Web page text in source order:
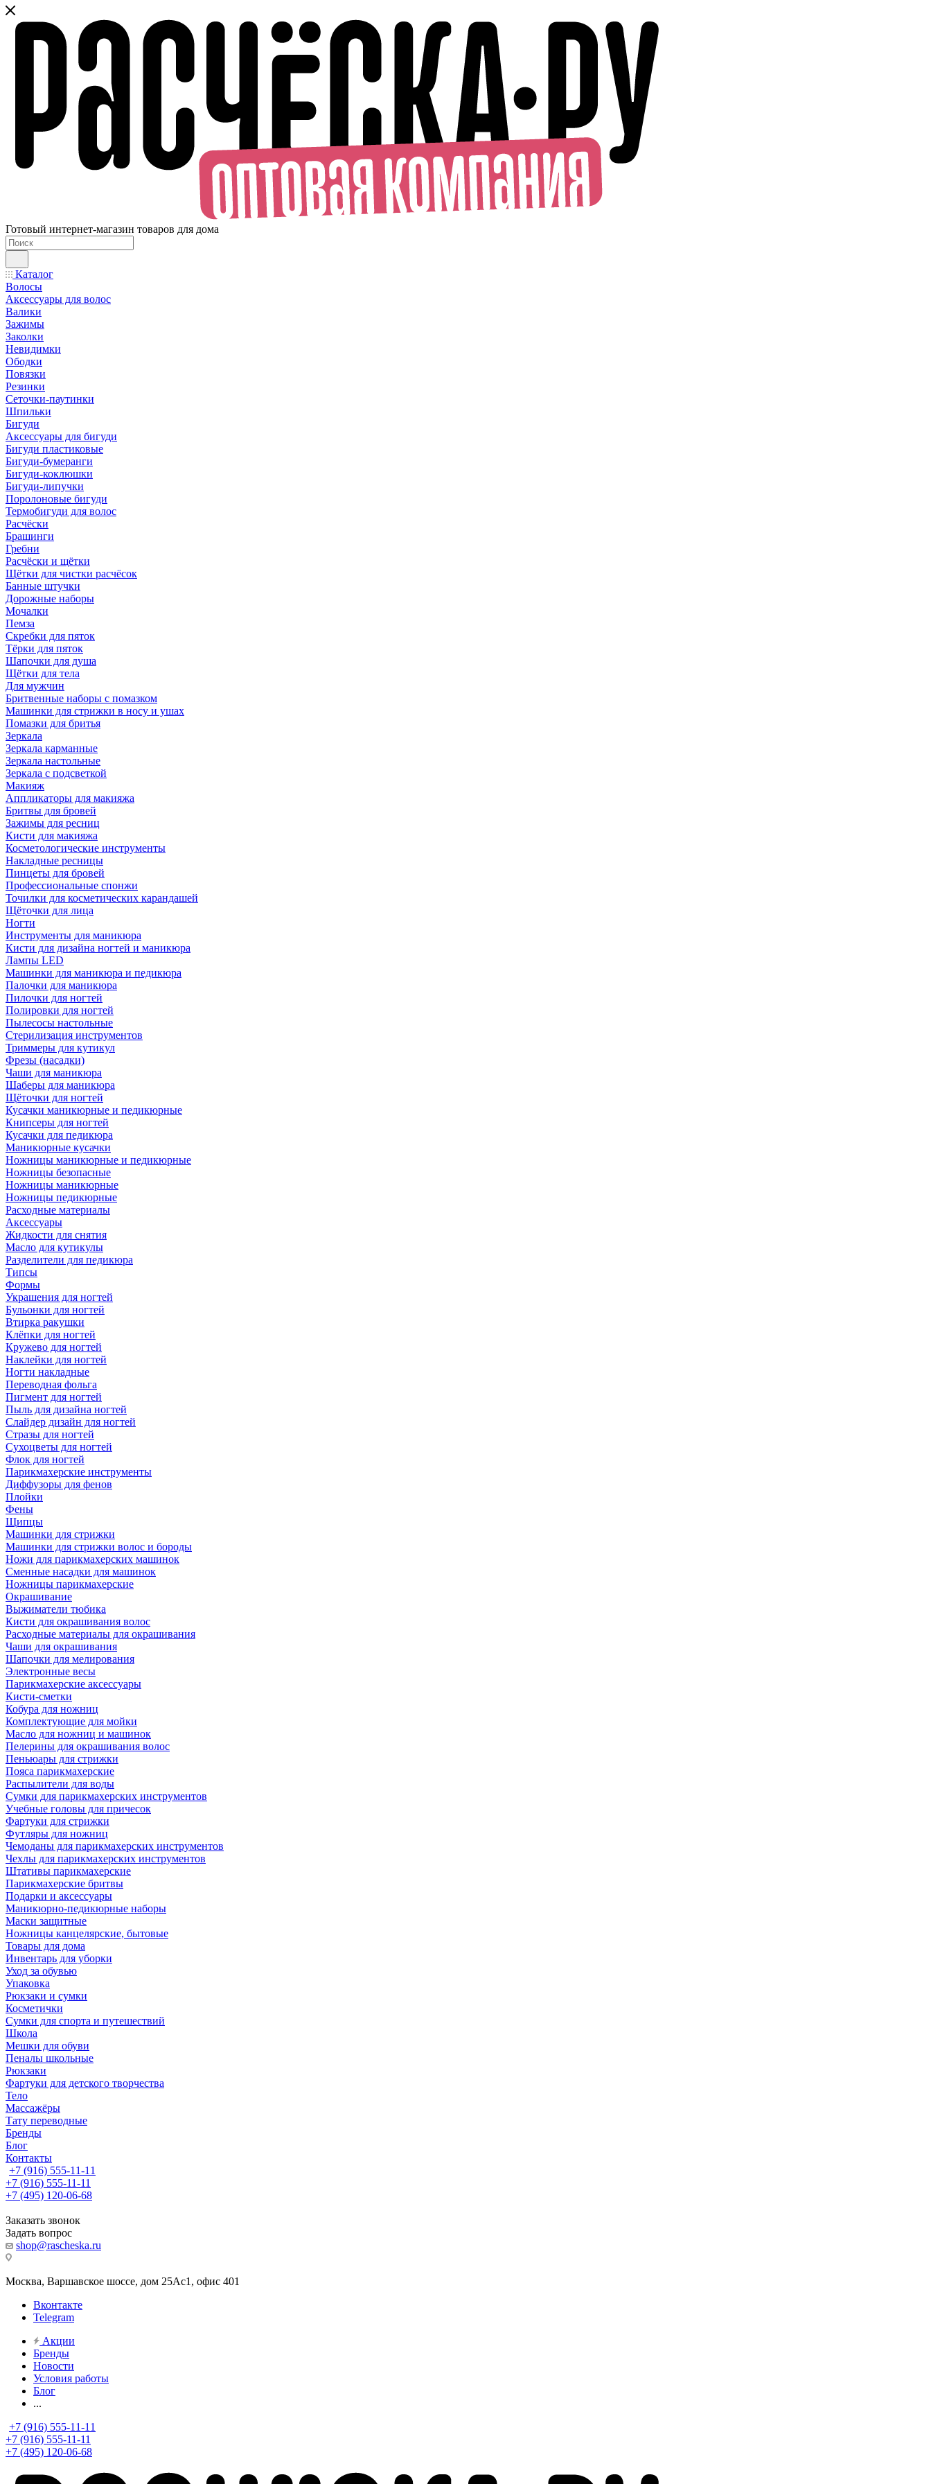
Готовый интернет-магазин товаров для дома
Каталог
Волосы
Аксессуары для волос
Валики
Зажимы
Заколки
Невидимки
Ободки
Повязки
Резинки
Сеточки-паутинки
Шпильки
Бигуди
Аксессуары для бигуди
Бигуди пластиковые
Бигуди-бумеранги
Бигуди-коклюшки
Бигуди-липучки
Поролоновые бигуди
Термобигуди для волос
Расчёски
Брашинги
Гребни
Расчёски и щётки
Щётки для чистки расчёсок
Банные штучки
Дорожные наборы
Мочалки
Пемза
Скребки для пяток
Тёрки для пяток
Шапочки для душа
Щётки для тела
Для мужчин
Бритвенные наборы с помазком
Машинки для стрижки в носу и ушах
Помазки для бритья
Зеркала
Зеркала карманные
Зеркала настольные
Зеркала с подсветкой
Макияж
Аппликаторы для макияжа
Бритвы для бровей
Зажимы для ресниц
Кисти для макияжа
Косметологические инструменты
Накладные ресницы
Пинцеты для бровей
Профессиональные спонжи
Точилки для косметических карандашей
Щёточки для лица
Ногти
Инструменты для маникюра
Кисти для дизайна ногтей и маникюра
Лампы LED
Машинки для маникюра и педикюра
Палочки для маникюра
Пилочки для ногтей
Полировки для ногтей
Пылесосы настольные
Стерилизация инструментов
Триммеры для кутикул
Фрезы (насадки)
Чаши для маникюра
Шаберы для маникюра
Щёточки для ногтей
Кусачки маникюрные и педикюрные
Книпсеры для ногтей
Кусачки для педикюра
Маникюрные кусачки
Ножницы маникюрные и педикюрные
Ножницы безопасные
Ножницы маникюрные
Ножницы педикюрные
Расходные материалы
Аксессуары
Жидкости для снятия
Масло для кутикулы
Разделители для педикюра
Типсы
Формы
Украшения для ногтей
Бульонки для ногтей
Втирка ракушки
Клёпки для ногтей
Кружево для ногтей
Наклейки для ногтей
Ногти накладные
Переводная фольга
Пигмент для ногтей
Пыль для дизайна ногтей
Слайдер дизайн для ногтей
Стразы для ногтей
Сухоцветы для ногтей
Флок для ногтей
Парикмахерские инструменты
Диффузоры для фенов
Плойки
Фены
Щипцы
Машинки для стрижки
Машинки для стрижки волос и бороды
Ножи для парикмахерских машинок
Сменные насадки для машинок
Ножницы парикмахерские
Окрашивание
Выжиматели тюбика
Кисти для окрашивания волос
Расходные материалы для окрашивания
Чаши для окрашивания
Шапочки для мелирования
Электронные весы
Парикмахерские аксессуары
Кисти-сметки
Кобура для ножниц
Комплектующие для мойки
Масло для ножниц и машинок
Пелерины для окрашивания волос
Пеньюары для стрижки
Пояса парикмахерские
Распылители для воды
Сумки для парикмахерских инструментов
Учебные головы для причесок
Фартуки для стрижки
Футляры для ножниц
Чемоданы для парикмахерских инструментов
Чехлы для парикмахерских инструментов
Штативы парикмахерские
Парикмахерские бритвы
Подарки и аксессуары
Маникюрно-педикюрные наборы
Маски защитные
Ножницы канцелярские, бытовые
Товары для дома
Инвентарь для уборки
Уход за обувью
Упаковка
Рюкзаки и сумки
Косметички
Сумки для спорта и путешествий
Школа
Мешки для обуви
Пеналы школьные
Рюкзаки
Фартуки для детского творчества
Тело
Массажёры
Тату переводные
Бренды
Блог
Контакты
+7 (916) 555-11-11
+7 (916) 555-11-11
+7 (495) 120-06-68
Заказать звонок
Задать вопрос
shop@rascheska.ru
Москва, Варшавское шоссе, дом 25Аc1, офис 401
Вконтакте
Telegram
Акции
Бренды
Новости
Условия работы
Блог
...
+7 (916) 555-11-11
+7 (916) 555-11-11
+7 (495) 120-06-68